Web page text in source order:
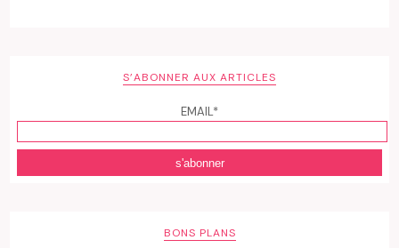
S’ABONNER AUX ARTICLES
EMAIL*
BONS PLANS